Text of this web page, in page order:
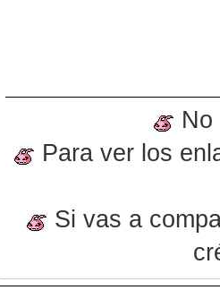
No
Para ver los
Si vas a